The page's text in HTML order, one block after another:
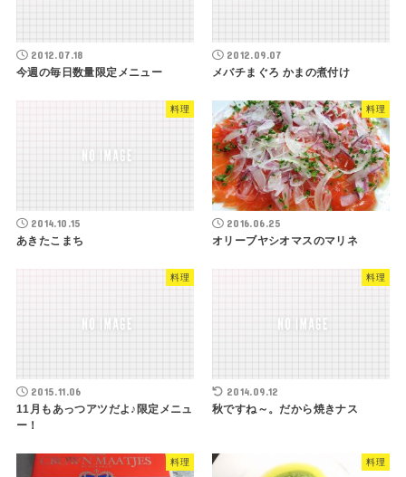
2012.07.18
今週の毎日数量限定メニュー
2012.09.07
メバチまぐろ かまの煮付け
料理
2014.10.15
あきたこまち
料理
2016.06.25
オリーブヤシオマスのマリネ
料理
2015.11.06
11月もあっつアツだよ♪限定メニュ
ー！
料理
2014.09.12
秋ですね～。だから焼きナス
料理 料理